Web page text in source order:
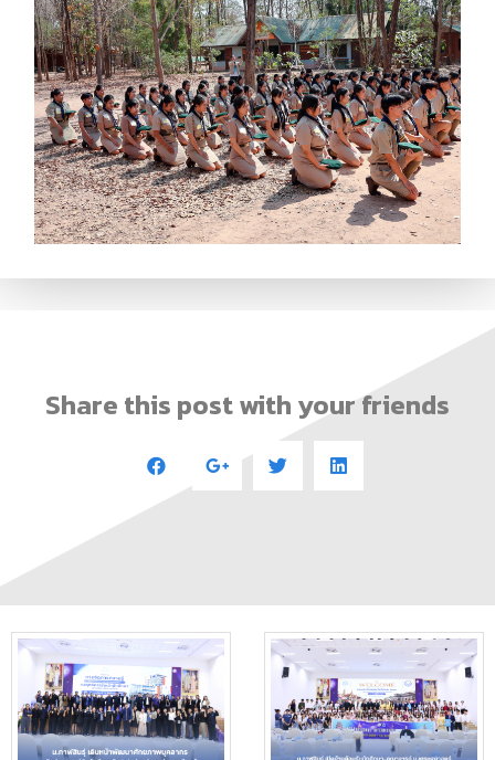
Share this post with your friends